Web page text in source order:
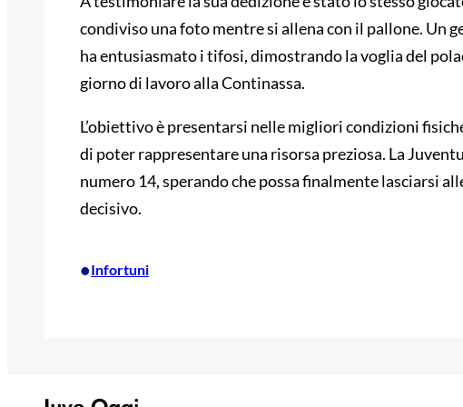
condiviso una foto mentre si allena con il pallone. Un
ha entusiasmato i tifosi, dimostrando la voglia del
giorno di lavoro alla Continassa.
L’obiettivo è presentarsi nelle migliori condizioni
di poter rappresentare una risorsa preziosa. La
numero 14, sperando che possa finalmente lasciarsi
decisivo.
•Infortuni